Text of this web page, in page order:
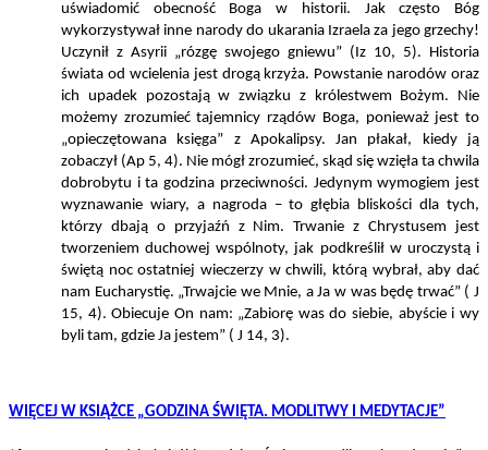
uświadomić obecność Boga w historii. Jak często Bóg
wykorzystywał inne narody do ukarania Izraela za jego grzechy!
Uczynił z Asyrii „rózgę swojego gniewu” (Iz 10, 5). Historia
świata od wcielenia jest drogą krzyża. Powstanie narodów oraz
ich upadek pozostają w związku z królestwem Bożym. Nie
możemy zrozumieć tajemnicy rządów Boga, ponieważ jest to
„opieczętowana księga” z Apokalipsy. Jan płakał, kiedy ją
zobaczył (Ap 5, 4). Nie mógł zrozumieć, skąd się wzięła ta chwila
dobrobytu i ta godzina przeciwności. Jedynym wymogiem jest
wyznawanie wiary, a nagroda – to głębia bliskości dla tych,
którzy dbają o przyjaźń z Nim. Trwanie z Chrystusem jest
tworzeniem duchowej wspólnoty, jak podkreślił w uroczystą i
świętą noc ostatniej wieczerzy w chwili, którą wybrał, aby dać
nam Eucharystię. „Trwajcie we Mnie, a Ja w was będę trwać” ( J
15, 4). Obiecuje On nam: „Zabiorę was do siebie, abyście i wy
byli tam, gdzie Ja jestem” ( J 14, 3).
WIĘCEJ W KSIĄŻCE „GODZINA ŚWIĘTA. MODLITWY I MEDYTACJE”